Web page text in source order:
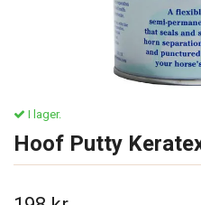
I lager.
Hoof Putty